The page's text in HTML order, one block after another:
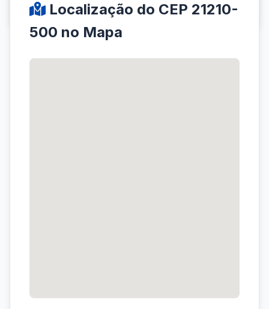
Localização do CEP 21210-
500 no Mapa